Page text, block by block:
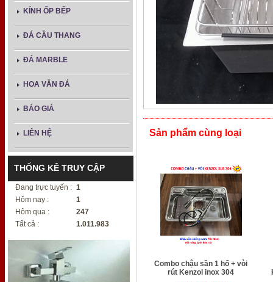
KÍNH ỐP BẾP
ĐÁ CẦU THANG
ĐÁ MARBLE
HOA VĂN ĐÁ
BÁO GIÁ
LIÊN HỆ
THỐNG KÊ TRUY CẬP
Đang trực tuyến : 1
Hôm nay :
1
Hôm qua :
247
Tất cả :
1.011.983
Sản phẩm cùng loại
Combo chậu sần 1 hố + vòi
rút Kenzol inox 304